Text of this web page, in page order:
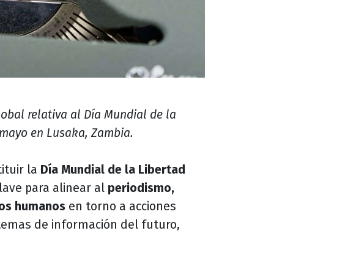
relativa al Día Mundial de la
en Lusaka, Zambia.
la Día Mundial de la Libertad
para alinear al periodismo,
humanosen torno a acciones
de información del futuro,